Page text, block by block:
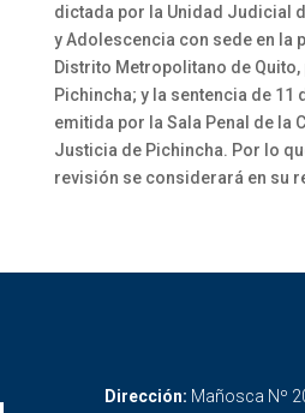
dictada por la Unidad Judicial
y Adolescencia con sede en la
Distrito Metropolitano de
Pichincha; y la sentencia de 11
emitida por la Sala Penal de la
Justicia de Pichincha. Por lo
revisión se considerará en su
Dirección: Mañosca Nº